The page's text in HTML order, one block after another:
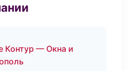
Контур — Окна и